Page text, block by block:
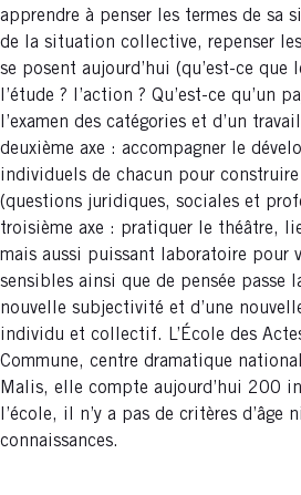
apprendre à penser les termes de sa
de la situation collective, repenser
se posent aujourd’hui (qu’est-ce que
l’étude ? l’action ? Qu’est-ce qu’un
l’examen des catégories et d’un
deuxième axe : accompagner le
individuels de chacun pour
(questions juridiques, sociales et
troisième axe : pratiquer le théâtre,
mais aussi puissant laboratoire pour
sensibles ainsi que de pensée passe
nouvelle subjectivité et d’une
individu et collectif. L’École des
Commune, centre dramatique
Malis, elle compte aujourd’hui 200
l’école, il n’y a pas de critères d’âge
connaissances.